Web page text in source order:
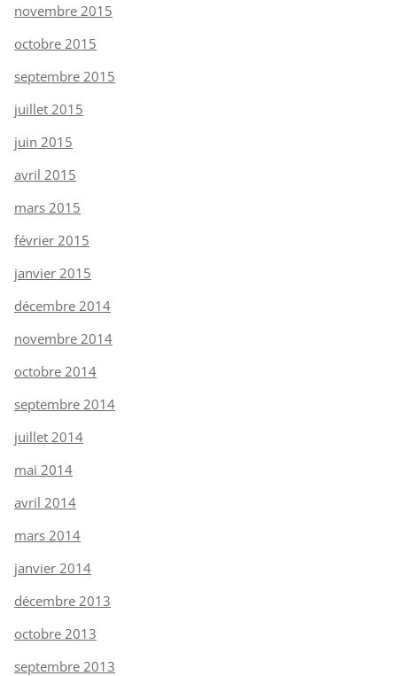
novembre 2015
octobre 2015
septembre 2015
juillet 2015
juin 2015
avril 2015
mars 2015
février 2015
janvier 2015
décembre 2014
novembre 2014
octobre 2014
septembre 2014
juillet 2014
mai 2014
avril 2014
mars 2014
janvier 2014
décembre 2013
octobre 2013
septembre 2013